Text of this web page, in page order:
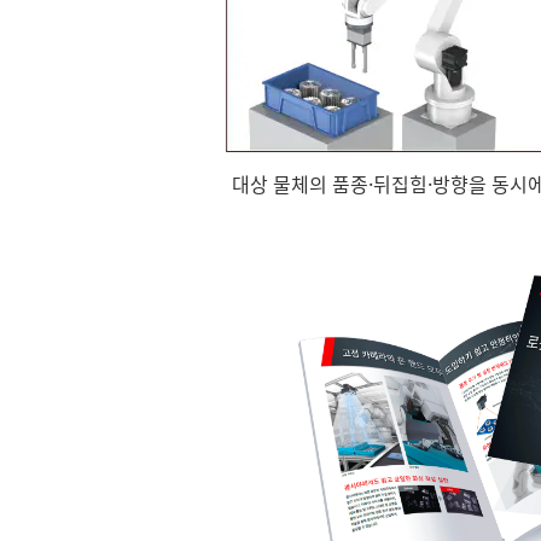
대상 물체의 품종·뒤집힘·방향을 동시